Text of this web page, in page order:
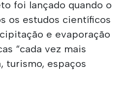
foi lançado quando o
os estudos científicos
e evaporação
“cada vez mais
turismo, espaços